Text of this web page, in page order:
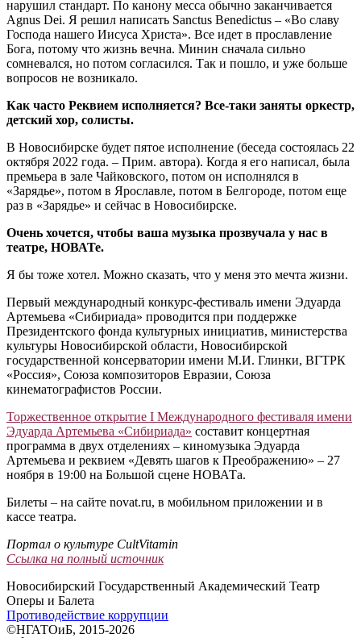
нарушил стандарт. По канону месса обычно заканчивается
Agnus Dei. Я решил написать Sanctus Benedictus – «Во славу
Господа нашего Иисуса Христа». Все идет в прославление
Бога, потому что жизнь вечна. Минин сначала сильно
сомневался, но потом согласился. Так и пошло, и уже больше
вопросов не возникало.
Как часто Реквием исполняется? Все-таки заняты оркестр,
детский хор, солисты.
В Новосибирске будет пятое исполнение (беседа состоялась 22
октября 2022 года. – Прим. автора). Когда я его написал, была
премьера в зале Чайковского, потом он исполнялся в
«Зарядье», потом в Ярославле, потом в Белгороде, потом еще
раз в «Зарядье» и сейчас в Новосибирске.
Очень хочется, чтобы ваша музыка прозвучала у нас в
театре, НОВАТе.
Я бы тоже хотел. Можно сказать, что у меня это мечта жизни.
Первый международный конкурс-фестиваль имени Эдуарда
Артемьева «Сибириада» проводится при поддержке
Президентского фонда культурных инициатив, министерства
культуры Новосибирской области, Новосибирской
государственной консерватории имени М.И. Глинки, ВГТРК
«Россия», Союза композиторов Евразии, Союза
кинематографистов России.
Торжественное открытие I Международного фестиваля имени
Эдуарда Артемьева «Сибириада» составит концертная
программа в двух отделениях – киномузыка Эдуарда
Артемьева и реквием «Девять шагов к Преображению» – 27
ноября в 19:00 на Большой сцене НОВАТа.
Билеты – на сайте novat.ru, в мобильном приложении и в
кассе театра.
Портал о культуре CultVitamin
Ссылка на полный источник
Новосибирский Государственный Академический Театр
Оперы и Балета
Противодействие коррупции
©НГАТОиБ, 2015-2026